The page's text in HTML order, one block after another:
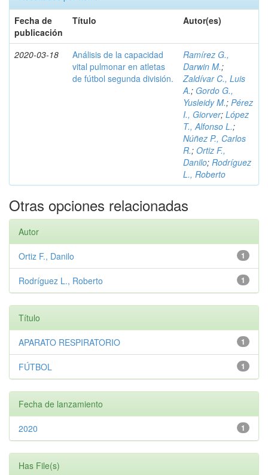
Fecha de
publicación
Título Autor(es)
2020-03-18
Análisis de la capacidad
vital pulmonar en atletas
de fútbol segunda división.
Ramírez G.,
Darwin M.;
Zaldívar C., Luis
A.; Gordo G.,
Yusleidy M.; Pérez
I., Giorver; López
T., Alfonso L.;
Núñez P., Carlos
R.; Ortiz F.,
Danilo; Rodríguez
L., Roberto
Otras opciones relacionadas
Autor
1
Ortiz F., Danilo
1
Rodríguez L., Roberto
Título
1
APARATO RESPIRATORIO
1
FÚTBOL
Fecha de lanzamiento
1
2020
Has File(s)